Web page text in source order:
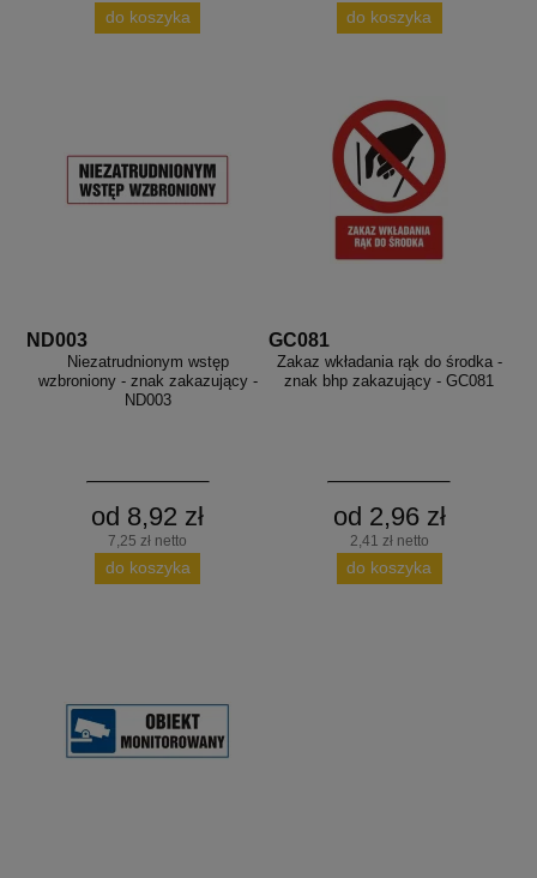
do koszyka do koszyka
ND003
Niezatrudnionym wstęp
wzbroniony - znak zakazujący -
ND003
od 8,92 zł
7,25 zł netto
do koszyka
GC081
Zakaz wkładania rąk do środka -
znak bhp zakazujący - GC081
od 2,96 zł
2,41 zł netto
do koszyka